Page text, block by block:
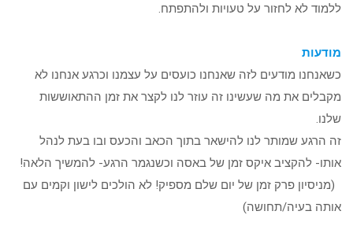
ללמוד לא לחזור על טעויות ולהתפתח.
מודעות
כשאנחנו מודעים לזה שאנחנו כועסים על עצמנו וכרגע אנחנו לא
מקבלים את מה שעשינו זה עוזר לנו לקצר את זמן ההתאוששות
שלנו.
זה הרגע שמותר לנו להישאר בתוך הכאב והכעס ובו בעת לנהל
אותו- להקציב איקס זמן של באסה וכשנגמר הרגע- להמשיך הלאה!
(מניסיון פרק זמן של יום שלם מספיק! לא הולכים לישון וקמים עם
אותה בעיה/תחושה)